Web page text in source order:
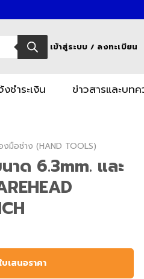
เข้าสู่ระบบ / ลงทะเบียน
งชำระเงิน ข่าวสารและบท
งมือช่าง (HAND TOOLS)
าด 6.3mm. และ
บเสนอราคา